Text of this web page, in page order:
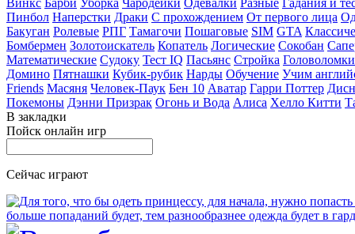
Винкс Барби Уборка Чародейки Одевалки Разные Гадания и
Пинбол Наперстки Драки С прохождением От первого лица
Бакуган Ролевые РПГ Тамагочи Пошаговые SIM GTA
Бомбермен Золотоискатель Копатель Логические Сокобан
Математические Судоку Тест IQ Пасьянс Стройка Головоломки
Домино Пятнашки Кубик-рубик Нарды Обучение Учим
Friends Масяня Человек-Паук Бен 10 Аватар Гарри Поттер
Покемоны Дэнни Призрак Огонь и Вода Алиса Хелло Китти
В закладки
Пойск онлайн игр
Сейчас играют